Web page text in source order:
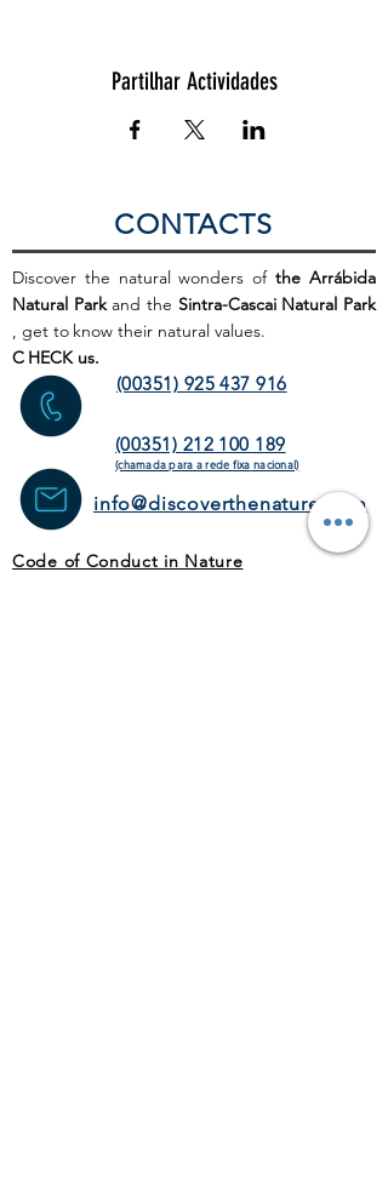
Partilhar Actividades
CONTACTS
Discover the natural wonders ofthe Arrábida
Natural Parkand the Sintra-Cascai Natural Park
, get to know their natural values.
C HECK us.
(00351) 925 437 916
(00351) 212 100 189
(chamada para a rede fixa nacional)
info@discoverthenature.com
Code of Conduct in Nature